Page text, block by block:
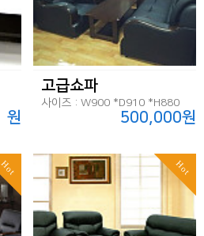
원
고급쇼파
사이즈 : W900 *D910 *H880
500,000원
Hot Hot